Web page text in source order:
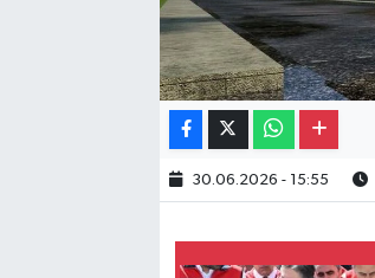
30.06.2026 - 15:55